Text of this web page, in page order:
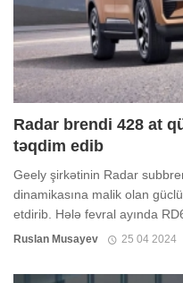
Radar brendi 428 at
təqdim edib
Geely şirkətinin Radar
dinamikasına malik olan
etdirib. Hələ fevral ayında
Ruslan Musayev 25 04 2024